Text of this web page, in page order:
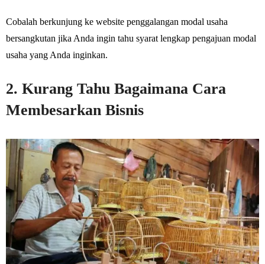
Cobalah berkunjung ke website penggalangan modal usaha
bersangkutan jika Anda ingin tahu syarat lengkap pengajuan modal
usaha yang Anda inginkan.
2. Kurang Tahu Bagaimana Cara
Membesarkan Bisnis